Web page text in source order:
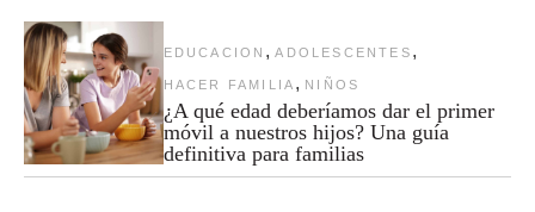
EDUCACION , ADOLESCENTES ,
HACER FAMILIA , NIÑOS
¿A qué edad deberíamos dar el primer
móvil a nuestros hijos? Una guía
definitiva para familias